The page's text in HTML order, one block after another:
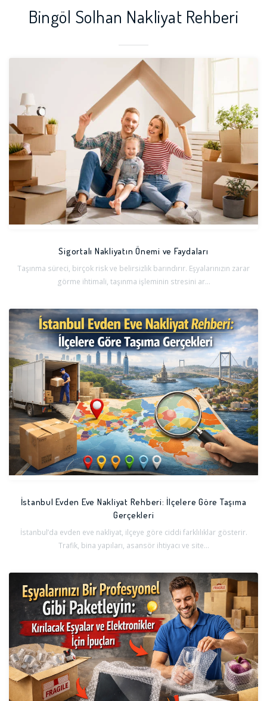
Bingöl Solhan Nakliyat Rehberi
Sigortalı Nakliyatın Önemi ve Faydaları
Taşınma süreci, birçok risk ve belirsizlik barındırır. Eşyalarınızın zarar
görme ihtimali, taşınma işleminin stresini ar...
İstanbul Evden Eve Nakliyat Rehberi: İlçelere Göre Taşıma
Gerçekleri
İstanbul’da evden eve nakliyat, ilçeye göre ciddi farklılıklar gösterir.
Trafik, bina yapıları, asansör ihtiyacı ve site...